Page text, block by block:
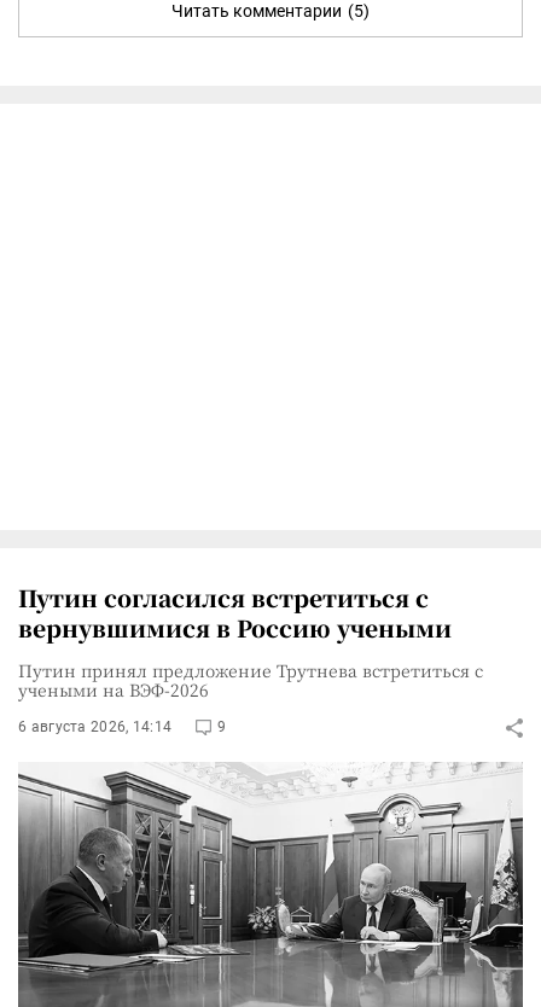
Читать комментарии (5)
Путин согласился встретиться с
вернувшимися в Россию учеными
Путин принял предложение Трутнева встретиться с
учеными на ВЭФ-2026
6 августа 2026, 14:14 9